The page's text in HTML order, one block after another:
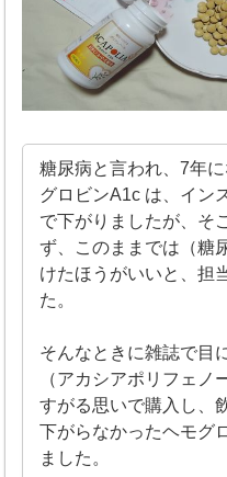
糖尿病と言われ、7年
グロビンA1c は、イン
で下がりましたが、そ
ず、このままでは（糖
けたほうがいいと、担
た。
そんなときに雑誌で目
（アカシアポリフェノ
すがる思いで購入し、
下がらなかったヘモグ
ました。